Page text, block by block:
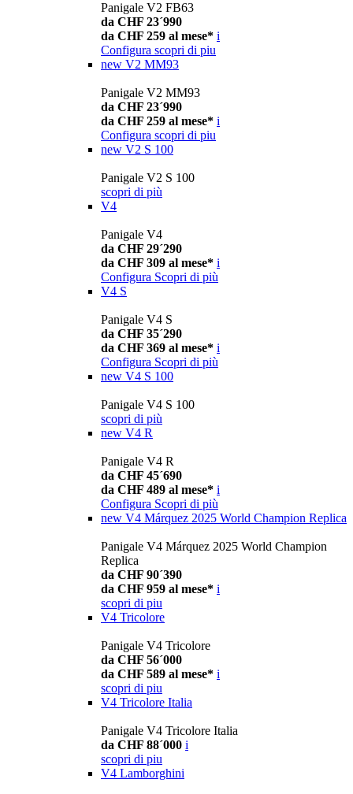
Panigale V2 FB63
da CHF 23´990
da CHF 259 al mese* i
Configura scopri di piu
new V2 MM93
Panigale V2 MM93
da CHF 23´990
da CHF 259 al mese* i
Configura scopri di piu
new V2 S 100
Panigale V2 S 100
scopri di più
V4
Panigale V4
da CHF 29´290
da CHF 309 al mese* i
Configura Scopri di più
V4 S
Panigale V4 S
da CHF 35´290
da CHF 369 al mese* i
Configura Scopri di più
new V4 S 100
Panigale V4 S 100
scopri di più
new V4 R
Panigale V4 R
da CHF 45´690
da CHF 489 al mese* i
Configura Scopri di più
new V4 Márquez 2025 World Champion Replica
Panigale V4 Márquez 2025 World Champion
Replica
da CHF 90´390
da CHF 959 al mese* i
scopri di piu
V4 Tricolore
Panigale V4 Tricolore
da CHF 56´000
da CHF 589 al mese* i
scopri di piu
V4 Tricolore Italia
Panigale V4 Tricolore Italia
da CHF 88´000 i
scopri di piu
V4 Lamborghini